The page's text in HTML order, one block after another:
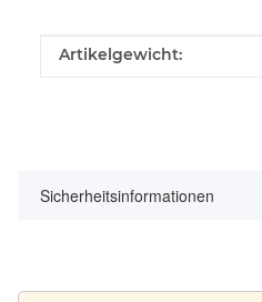
Produkteigenschaft
Wert
Artikelgewicht:
Sicherheitsinformationen